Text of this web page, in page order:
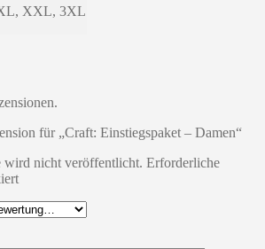
XXL, 3XL
für „Craft: Einstiegspaket – Damen“
wird nicht veröffentlicht. Erforderliche